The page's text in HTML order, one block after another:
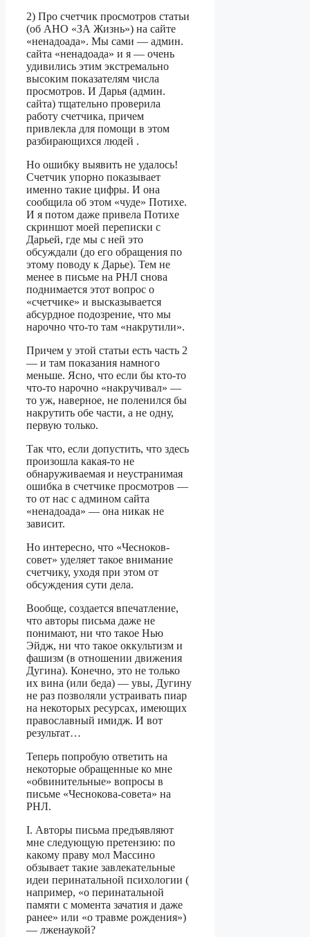
2) Про счетчик просмотров статьи
(об АНО «ЗА Жизнь») на сайте
«ненадоада». Мы сами — админ.
сайта «ненадоада» и я — очень
удивились этим экстремально
высоким показателям числа
просмотров. И Дарья (админ.
сайта) тщательно проверила
работу счетчика, причем
привлекла для помощи в этом
разбирающихся людей .
Но ошибку выявить не удалось!
Счетчик упорно показывает
именно такие цифры. И она
сообщила об этом «чуде» Потихе.
И я потом даже привела Потихе
скриншот моей переписки с
Дарьей, где мы с ней это
обсуждали (до его обращения по
этому поводу к Дарье). Тем не
менее в письме на РНЛ снова
поднимается этот вопрос о
«счетчике» и высказывается
абсурдное подозрение, что мы
нарочно что-то там «накрутили».
Причем у этой статьи есть часть 2
— и там показания намного
меньше. Ясно, что если бы кто-то
что-то нарочно «накручивал» —
то уж, наверное, не поленился бы
накрутить обе части, а не одну,
первую только.
Так что, если допустить, что здесь
произошла какая-то не
обнаруживаемая и неустранимая
ошибка в счетчике просмотров —
то от нас с админом сайта
«ненадоада» — она никак не
зависит.
Но интересно, что «Чесноков-
совет» уделяет такое внимание
счетчику, уходя при этом от
обсуждения сути дела.
Вообще, создается впечатление,
что авторы письма даже не
понимают, ни что такое Нью
Эйдж, ни что такое оккультизм и
фашизм (в отношении движения
Дугина). Конечно, это не только
их вина (или беда) — увы, Дугину
не раз позволяли устраивать пиар
на некоторых ресурсах, имеющих
православный имидж. И вот
результат…
Теперь попробую ответить на
некоторые обращенные ко мне
«обвинительные» вопросы в
письме «Чеснокова-совета» на
РНЛ.
I. Авторы письма предъявляют
мне следующую претензию: по
какому праву мол Массино
обзывает такие завлекательные
идеи перинатальной психологии (
например, «о перинатальной
памяти с момента зачатия и даже
ранее» или «о травме рождения»)
— лженаукой?